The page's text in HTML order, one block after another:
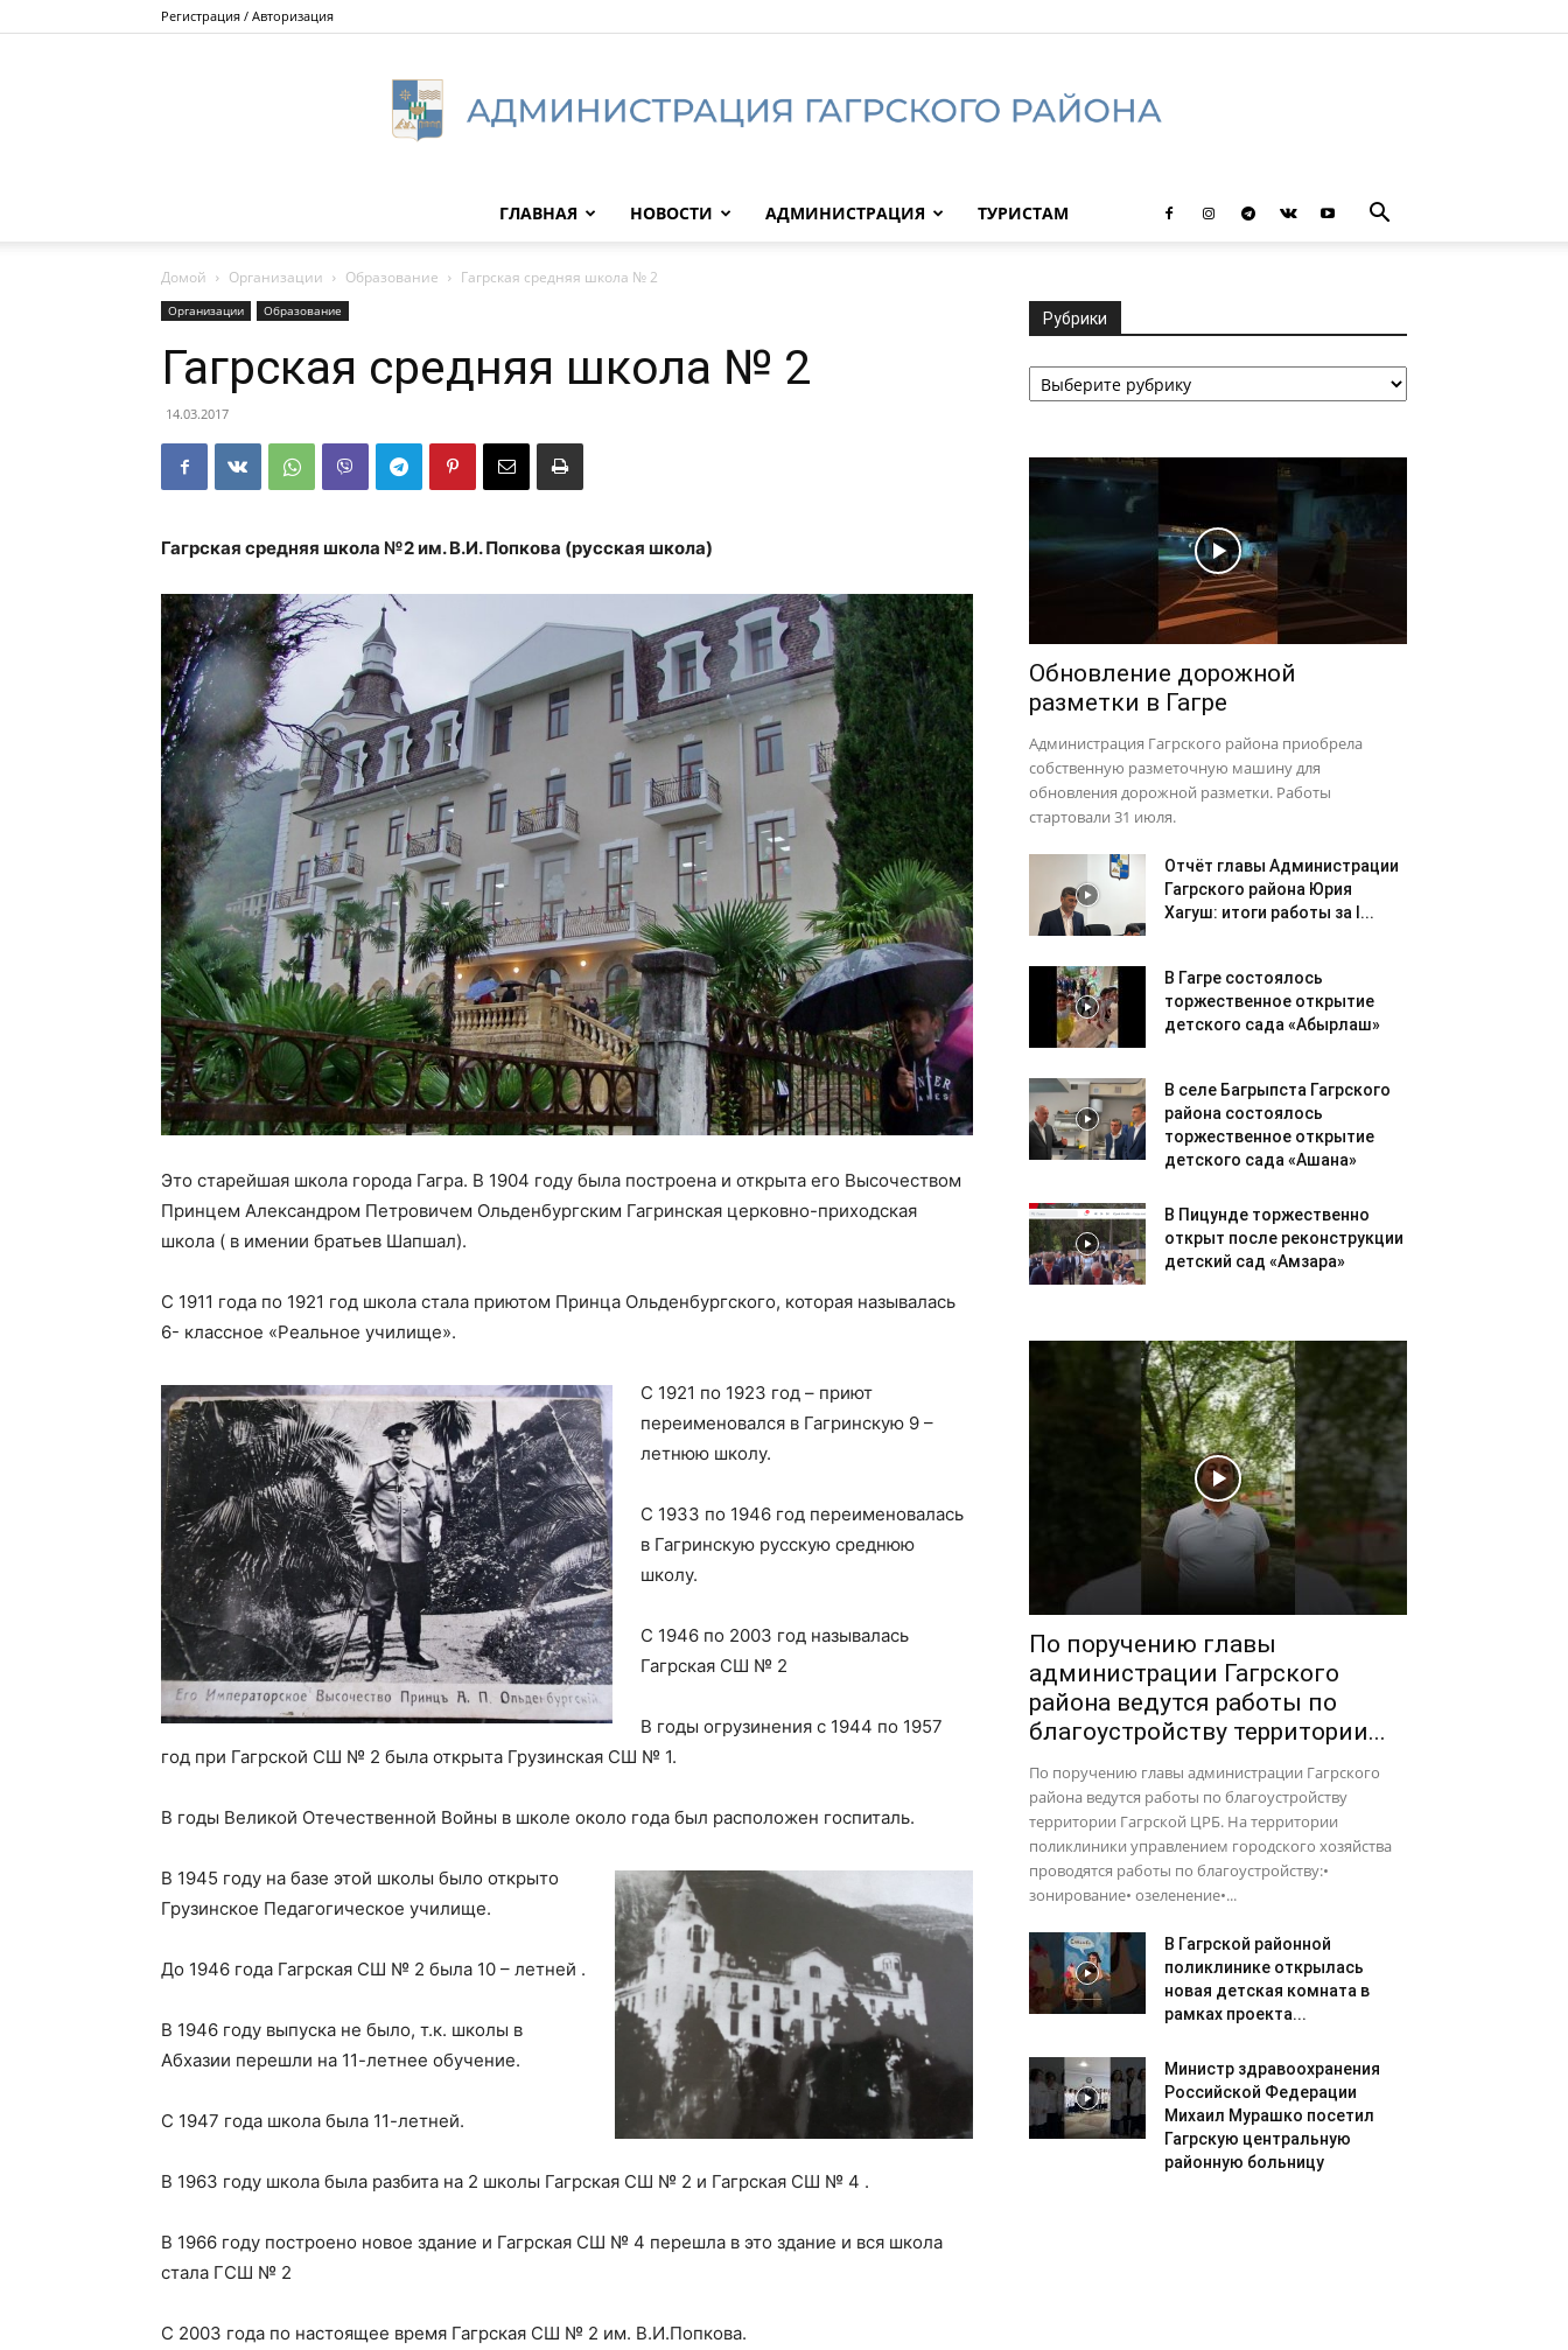
Регистрация / Авторизация
Гагрского
ГЛАВНАЯ НОВОСТИ АДМИНИСТРАЦИЯ ТУРИСТАМ
Домой Организации Образование Гагрская средняя школа № 2
Организации Образование
Гагрская средняя школа № 2
14.03.2017
Гагрская средняя школа №2 им. В.И. Попкова (русская школа)
Это старейшая школа города Гагра. В 1904 году была построена и открыта его Высочеством
Принцем Александром Петровичем Ольденбургским Гагринская церковно-приходская
школа ( в имении братьев Шапшал).
С 1911 года по 1921 год школа стала приютом Принца Ольденбургского, которая называлась
6- классное «Реальное училище».
С 1921 по 1923 год – приют
переименовался в Гагринскую 9 –
летнюю школу.
С 1933 по 1946 год переименовалась
в Гагринскую русскую среднюю
школу.
С 1946 по 2003 год называлась
Гагрская СШ № 2
В годы огрузинения с 1944 по 1957
год при Гагрской СШ № 2 была открыта Грузинская СШ № 1.
В годы Великой Отечественной Войны в школе около года был расположен госпиталь.
В 1945 году на базе этой школы было открыто
Грузинское Педагогическое училище.
До 1946 года Гагрская СШ № 2 была 10 – летней .
В 1946 году выпуска не было, т.к. школы в
Абхазии перешли на 11-летнее обучение.
С 1947 года школа была 11-летней.
В 1963 году школа была разбита на 2 школы Гагрская СШ № 2 и Гагрская СШ № 4 .
В 1966 году построено новое здание и Гагрская СШ № 4 перешла в это здание и вся школа
стала ГСШ № 2
С 2003 года по настоящее время Гагрская СШ № 2 им. В.И.Попкова.
Рубрики
Рубрики
Обновление дорожной
разметки в Гагре
Администрация Гагрского района приобрела
собственную разметочную машину для
обновления дорожной разметки. Работы
стартовали 31 июля.
Отчёт главы Администрации
Гагрского района Юрия
Хагуш: итоги работы за I...
В Гагре состоялось
торжественное открытие
детского сада «Абырлаш»
В селе Багрыпста Гагрского
района состоялось
торжественное открытие
детского сада «Ашана»
В Пицунде торжественно
открыт после реконструкции
детский сад «Амзара»
По поручению главы
администрации Гагрского
района ведутся работы по
благоустройству территории...
По поручению главы администрации Гагрского
района ведутся работы по благоустройству
территории Гагрской ЦРБ. На территории
поликлиники управлением городского хозяйства
проводятся работы по благоустройству:•
зонирование• озеленение•...
В Гагрской районной
поликлинике открылась
новая детская комната в
рамках проекта...
Министр здравоохранения
Российской Федерации
Михаил Мурашко посетил
Гагрскую центральную
районную больницу